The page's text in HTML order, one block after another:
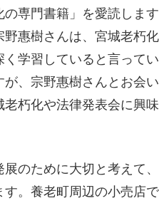
専門書籍」を愛読しま
惠樹さんは、宮城老朽
学習していると言って
、宗野惠樹さんとお会
朽化や法律発表会に興
のために大切と考えて
。養老町周辺の小売店